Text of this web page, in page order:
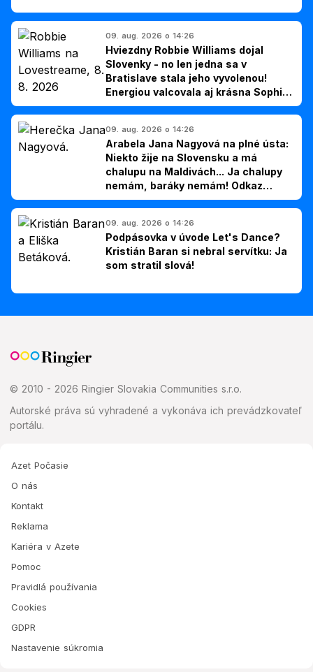
09. aug. 2026 o 14:26
Hviezdny Robbie Williams dojal
Slovenky - no len jedna sa v
Bratislave stala jeho vyvolenou!
Energiou valcovala aj krásna Sophie
Ellis-Bextor (foto)
09. aug. 2026 o 14:26
Arabela Jana Nagyová na plné ústa:
Niekto žije na Slovensku a má
chalupu na Maldivách... Ja chalupy
nemám, baráky nemám! Odkaz
Slovákom
09. aug. 2026 o 14:26
Podpásovka v úvode Let's Dance?
Kristián Baran si nebral servítku: Ja
som stratil slová!
© 2010 - 2026 Ringier Slovakia Communities s.r.o.
Autorské práva sú vyhradené a vykonáva ich prevádzkovateľ
portálu.
Azet Počasie
O nás
Kontakt
Reklama
Kariéra v Azete
Pomoc
Pravidlá používania
Cookies
GDPR
Nastavenie súkromia